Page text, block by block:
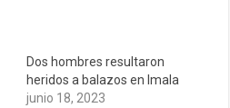
Dos hombres resultaron
heridos a balazos en Imala
junio 18, 2023